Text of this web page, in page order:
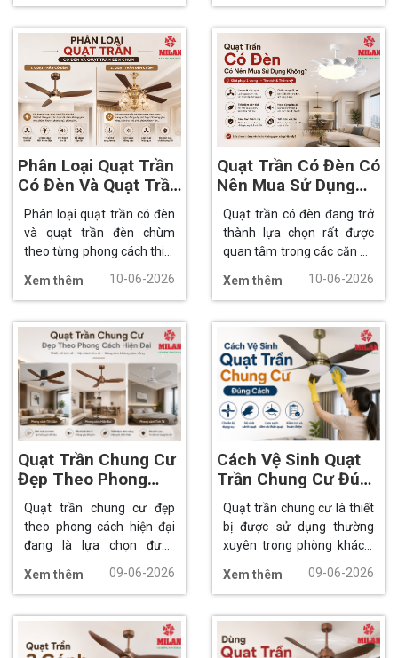
không gian sống nhỏ.
tính đột phá phù hợp cho
nhiều không gian sử dụng.
Phân Loại Quạt Trần
Có Đèn Và Quạt Trần
Đèn Chùm
Phân loại quạt trần có đèn
và quạt trần đèn chùm
theo từng phong cách thiết
dụng thực tế để dễ dàng
hợp cho phòng khách,
chung cư và biệt thự.
Xem thêm 10-06-2026
Quạt Trần Có Đèn Có
Nên Mua Sử Dụng
Không?
Quạt trần có đèn đang trở
thành lựa chọn rất được
quan tâm trong các căn hộ
phòng khách sang trọng và
tối ưu diện tích lắp đặt.
Xem thêm 10-06-2026
Quạt Trần Chung Cư
Đẹp Theo Phong
Cách Hiện Đại
Quạt trần chung cư đẹp
theo phong cách hiện đại
đang là lựa chọn được
hoàn thiện nội thất căn hộ.
Xem thêm 09-06-2026
Cách Vệ Sinh Quạt
Trần Chung Cư Đúng
Cách
Quạt trần chung cư là thiết
bị được sử dụng thường
xuyên trong phòng khách,
gian sinh hoạt chung nên
thời gian vận hành.
Xem thêm 09-06-2026